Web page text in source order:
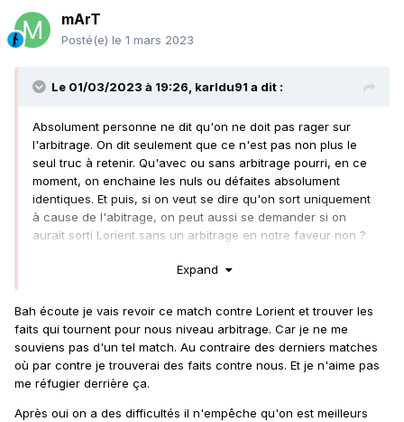
Et l'arbitre du derby sera... Letexier. Misez sur Lille.
Ces matchs ne se jouent à rien donc oui quand l'arbitre
mArT
Posté(e) le 1 mars 2023
Le 01/03/2023 à 19:26, karldu91 a dit :
Absolument personne ne dit qu'on ne doit pas rager sur
l'arbitrage. On dit seulement que ce n'est pas non plus le
seul truc à retenir. Qu'avec ou sans arbitrage pourri, en ce
moment, on enchaine les nuls ou défaites absolument
identiques. Et puis, si on veut se dire qu'on sort uniquement
à cause de l'abitrage, on peut aussi se demander si on
aurait sorti Lorient sans un arbitrage en notre faveur non ?
Personne ne dit non plus qu'on doit terrasser tout le monde,
domine les matchs et que le scenario se répète encore et
encore et encore, peu importe l'adversaire, sans qu'on
arrive à trouver la solution. Ca c'est quand même assez
factuel
Expand
Bah écoute je vais revoir ce match contre Lorient et trouver les
faits qui tournent pour nous niveau arbitrage. Car je ne me
souviens pas d'un tel match. Au contraire des derniers matches
où par contre je trouverai des faits contre nous. Et je n'aime pas
me réfugier derrière ça.
Après oui on a des difficultés il n'empêche qu'on est meilleurs